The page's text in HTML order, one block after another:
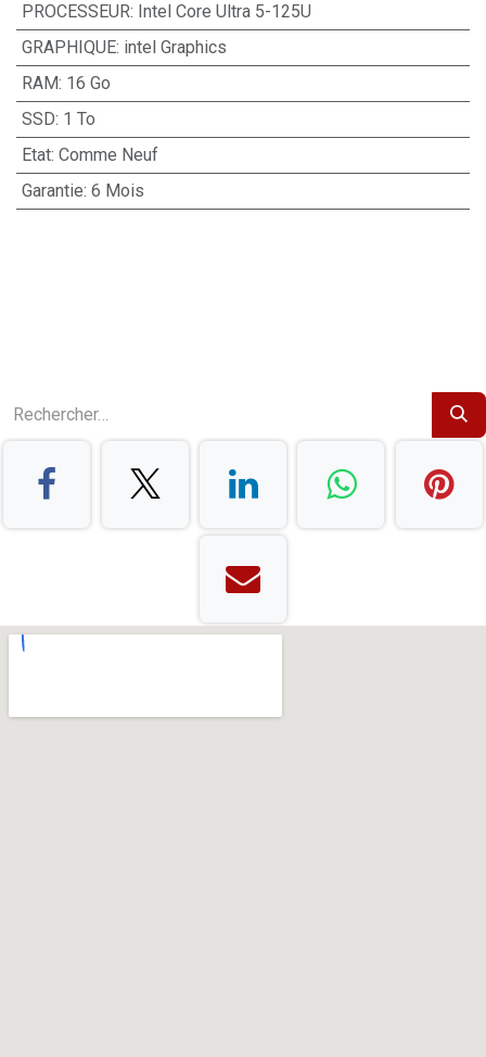
PROCESSEUR: Intel Core Ultra 5-125U
GRAPHIQUE: intel Graphics
RAM: 16 Go
SSD: 1 To
Etat: Comme Neuf
Garantie: 6 Mois